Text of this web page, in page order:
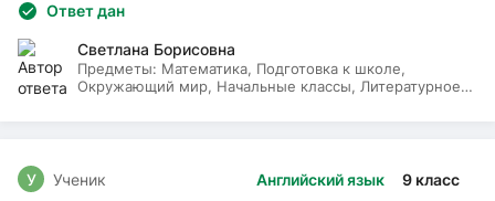
Ответ дан
Светлана Борисовна
Предметы: Математика, Подготовка к школе,
Окружающий мир, Начальные классы, Литературное
Английский язык 9 класс
У Ученик